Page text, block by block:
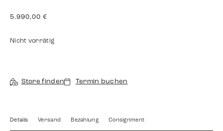
5.990,00 €
Nicht vorrätig
Store finden Termin buchen
Details Versand Bezahlung Consignment